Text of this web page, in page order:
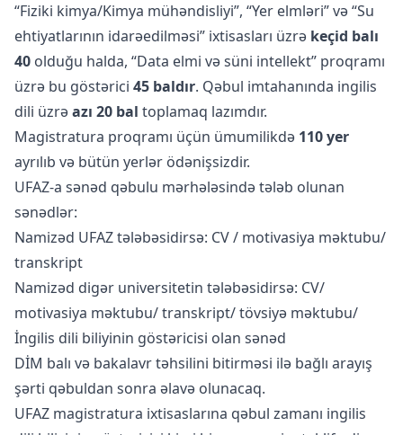
“Fiziki kimya/Kimya mühəndisliyi”, “Yer elmləri” və “Su
ehtiyatlarının idarəedilməsi” ixtisasları üzrə keçid balı
40 olduğu halda, “Data elmi və süni intellekt” proqramı
üzrə bu göstərici 45 baldır. Qəbul imtahanında ingilis
dili üzrə azı 20 bal toplamaq lazımdır.
Magistratura proqramı üçün ümumilikdə 110 yer
ayrılıb və bütün yerlər ödənişsizdir.
UFAZ-a sənəd qəbulu mərhələsində tələb olunan
sənədlər:
Namizəd UFAZ tələbəsidirsə: CV / motivasiya məktubu/
transkript
Namizəd digər universitetin tələbəsidirsə: CV/
motivasiya məktubu/ transkript/ tövsiyə məktubu/
İngilis dili biliyinin göstəricisi olan sənəd
DİM balı və bakalavr təhsilini bitirməsi ilə bağlı arayış
şərti qəbuldan sonra əlavə olunacaq.
UFAZ magistratura ixtisaslarına qəbul zamanı ingilis